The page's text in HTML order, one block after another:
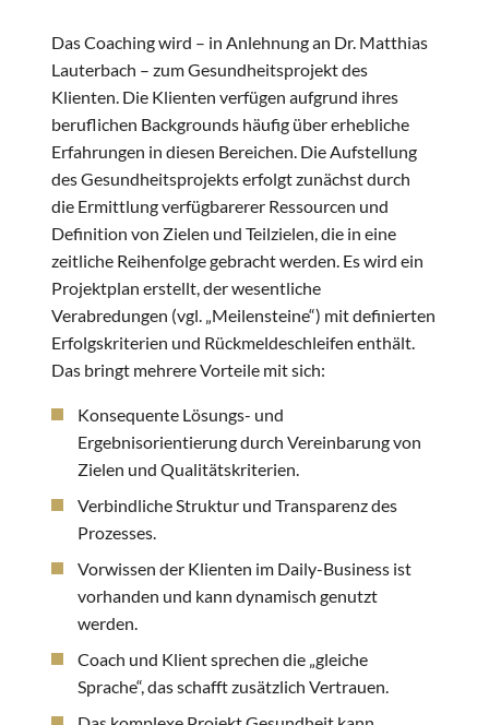
Das Coaching wird – in Anlehnung an Dr. Matthias
Lauterbach – zum Gesundheitsprojekt des
Klienten. Die Klienten verfügen aufgrund ihres
beruflichen Backgrounds häufig über erhebliche
Erfahrungen in diesen Bereichen. Die Aufstellung
des Gesundheitsprojekts erfolgt zunächst durch
die Ermittlung verfügbarerer Ressourcen und
Definition von Zielen und Teilzielen, die in eine
zeitliche Reihenfolge gebracht werden. Es wird ein
Projektplan erstellt, der wesentliche
Verabredungen (vgl. „Meilensteine“) mit definierten
Erfolgskriterien und Rückmeldeschleifen enthält.
Das bringt mehrere Vorteile mit sich:
Konsequente Lösungs- und
Ergebnisorientierung durch Vereinbarung von
Zielen und Qualitätskriterien.
Verbindliche Struktur und Transparenz des
Prozesses.
Vorwissen der Klienten im Daily-Business ist
vorhanden und kann dynamisch genutzt
werden.
Coach und Klient sprechen die „gleiche
Sprache“, das schafft zusätzlich Vertrauen.